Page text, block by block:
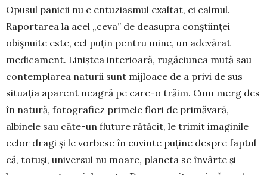
Opusul panicii nu e entuziasmul exaltat, ci calmul.
Rapor­tarea la acel „ceva” de deasupra con­științei
obișnuite este, cel puțin pentru mine, un adevărat
medicament. Liniștea interioară, rugăciunea mută sau
contem­plarea naturii sunt mijloace de a privi de sus
situația aparent neagră pe care-o trăim. Cum merg des
în natură, fotografiez primele flori de primăvară,
albinele sau câte-un fluture rătăcit, le trimit imaginile
celor dragi și le vorbesc în cuvinte puține despre faptul
că, totuși, universul nu moare, planeta se învârte și